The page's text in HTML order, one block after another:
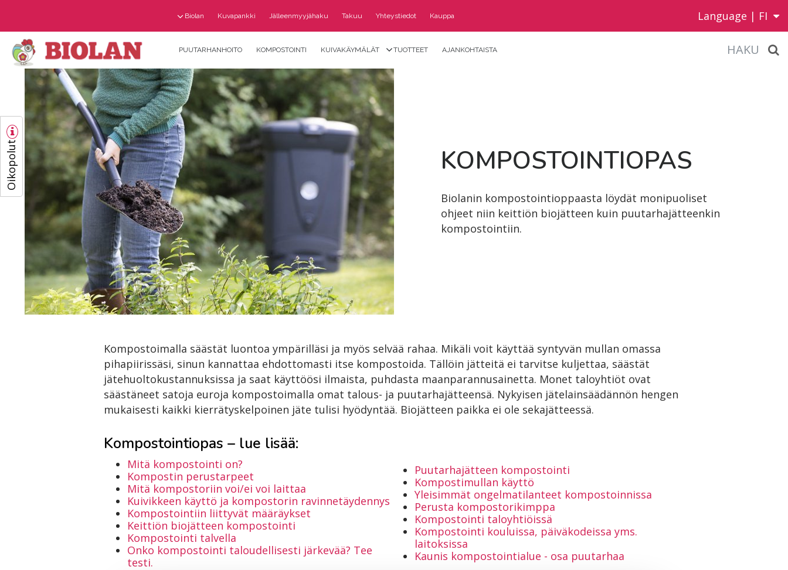
Oikopolut
Biolan Kuvapankki Jälleenmyyjähaku Takuu Yhteystiedot Kauppa Language | FI
PUUTARHANHOITO KOMPOSTOINTI KUIVAKÄYMÄLÄT TUOTTEET AJANKOHTAISTA HAKU
KOM­POS­TOIN­TIO­PAS
Biolanin kompostointioppaasta löydät monipuoliset
ohjeet niin keittiön biojätteen kuin puutarhajätteenkin
kompostointiin.
Kompostoimalla säästät luontoa ympärilläsi ja myös selvää rahaa. Mikäli voit käyttää syntyvän mullan omassa
pihapiirissäsi, sinun kannattaa ehdottomasti itse kompostoida. Tällöin jätteitä ei tarvitse kuljettaa, säästät
jätehuoltokustannuksissa ja saat käyttöösi ilmaista, puhdasta maanparannusainetta. Monet taloyhtiöt ovat
säästäneet satoja euroja kompostoimalla omat talous- ja puutarhajätteensä. Nykyisen jätelainsäädännön hengen
mukaisesti kaikki kierrätyskelpoinen jäte tulisi hyödyntää. Biojätteen paikka ei ole sekajätteessä.
Kompostointiopas – lue lisää:
Mitä kompostointi on?
Kompostin perustarpeet
Mitä kompostoriin voi/ei voi laittaa
Kuivikkeen käyttö ja kompostorin ravinnetäydennys
Kompostointiin liittyvät määräykset
Keittiön biojätteen kompostointi
Kompostointi talvella
Onko kompostointi taloudellisesti järkevää? Tee
testi.
Puutarhajätteen kompostointi
Kompostimullan käyttö
Yleisimmät ongelmatilanteet kompostoinnissa
Perusta kompostorikimppa
Kompostointi taloyhtiöissä
Kompostointi kouluissa, päiväkodeissa yms.
laitoksissa
Kaunis kompostointialue - osa puutarhaa